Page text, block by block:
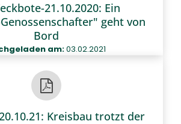
21.10.2020: Ein
geht von
Bord
am:03.02.2021
Kreisbau trotzt der